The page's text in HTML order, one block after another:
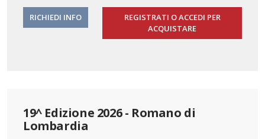
RICHIEDI INFO
REGISTRATI O ACCEDI PER
ACQUISTARE
19^ Edizione 2026 - Romano di
Lombardia